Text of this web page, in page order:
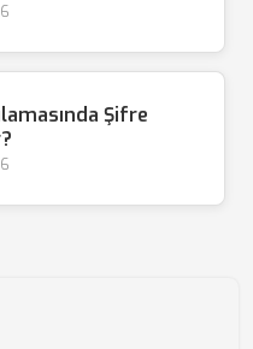
Şifre